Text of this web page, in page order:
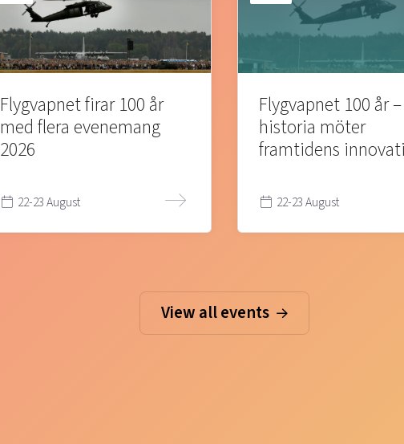
Flygvapnet firar 100 år
med flera evenemang
2026
22-23 August
Flygvapnet 100 år
historia möter
framtidens
22-23 August
View all events